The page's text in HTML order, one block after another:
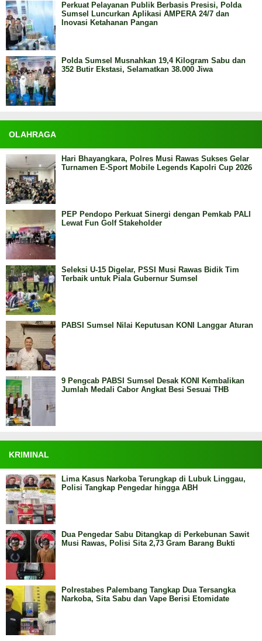
Perkuat Pelayanan Publik Berbasis Presisi, Polda
Sumsel Luncurkan Aplikasi AMPERA 24/7 dan
Inovasi Ketahanan Pangan
Polda Sumsel Musnahkan 19,4 Kilogram Sabu dan
352 Butir Ekstasi, Selamatkan 38.000 Jiwa
OLAHRAGA
Hari Bhayangkara, Polres Musi Rawas Sukses Gelar
Turnamen E-Sport Mobile Legends Kapolri Cup 2026
PEP Pendopo Perkuat Sinergi dengan Pemkab PALI
Lewat Fun Golf Stakeholder
Seleksi U-15 Digelar, PSSI Musi Rawas Bidik Tim
Terbaik untuk Piala Gubernur Sumsel
PABSI Sumsel Nilai Keputusan KONI Langgar Aturan
9 Pengcab PABSI Sumsel Desak KONI Kembalikan
Jumlah Medali Cabor Angkat Besi Sesuai THB
KRIMINAL
Lima Kasus Narkoba Terungkap di Lubuk Linggau,
Polisi Tangkap Pengedar hingga ABH
Dua Pengedar Sabu Ditangkap di Perkebunan Sawit
Musi Rawas, Polisi Sita 2,73 Gram Barang Bukti
Polrestabes Palembang Tangkap Dua Tersangka
Narkoba, Sita Sabu dan Vape Berisi Etomidate